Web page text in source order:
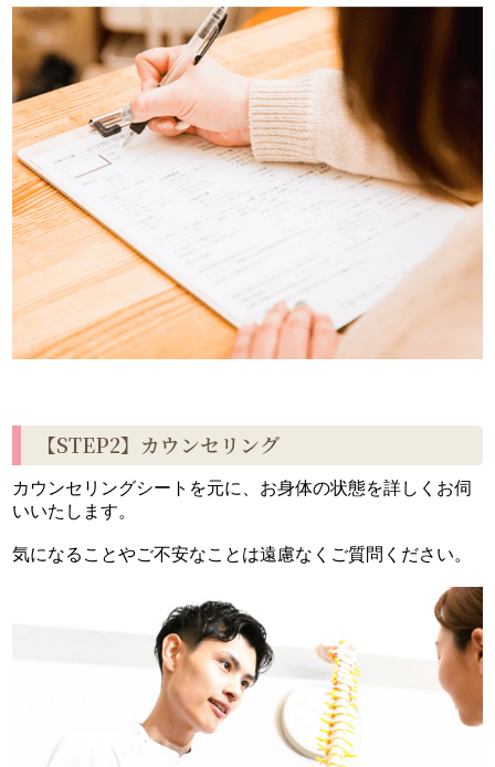
【STEP2】カウンセリング
カウンセリングシートを元に、お身体の状態を詳しくお伺
いいたします。
気になることやご不安なことは遠慮なくご質問ください。